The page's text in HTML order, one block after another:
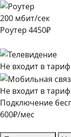
200 мбит/сек
Роутер 4450₽
Не входит в тариф
Не входит в тариф
Подключение
600₽/мес